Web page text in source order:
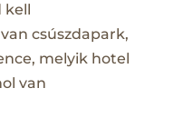
kell
csúszdapark,
melyik hotel
van